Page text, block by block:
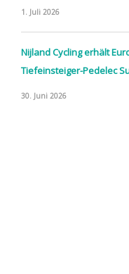
1. Juli 2026
Nijland Cycling erhält
Tiefeinsteiger-Pedelec
30. Juni 2026